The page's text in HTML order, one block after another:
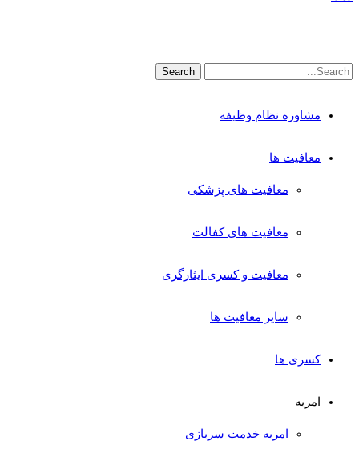
مشاوره نظام وظیفه
معافیت ها
معافیت های پزشکی
معافیت های کفالت
معافیت و کسری ایثارگری
سایر معافیت ها
کسری ها
امریه
امریه خدمت سربازی